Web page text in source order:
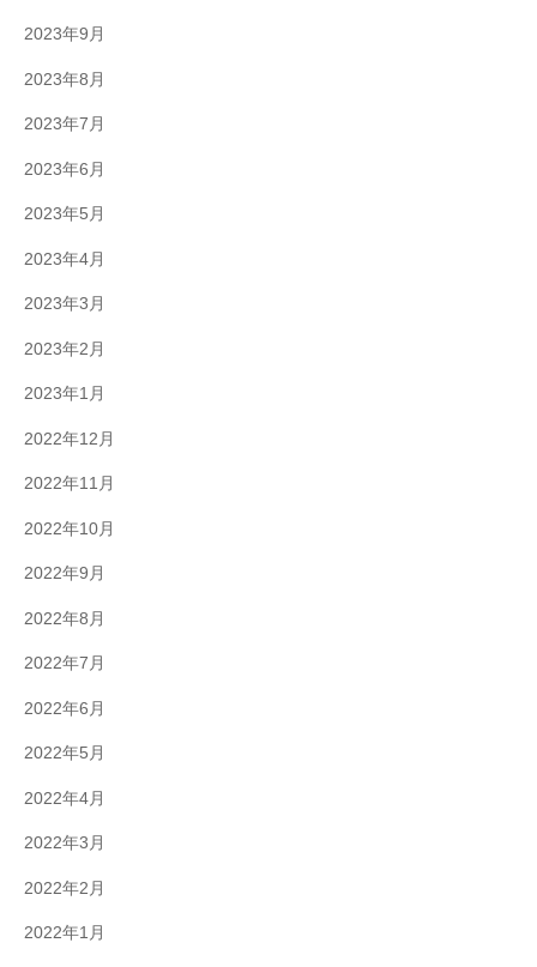
2023年9月
2023年8月
2023年7月
2023年6月
2023年5月
2023年4月
2023年3月
2023年2月
2023年1月
2022年12月
2022年11月
2022年10月
2022年9月
2022年8月
2022年7月
2022年6月
2022年5月
2022年4月
2022年3月
2022年2月
2022年1月